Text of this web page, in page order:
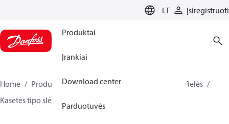
LT Įsiregistruoti
Produktai
Įrankiai
Download center
Parduotuvės
Home Produktai Climate Solutions for cooling
Relės
Kasetės tipo slėgio jungikliai